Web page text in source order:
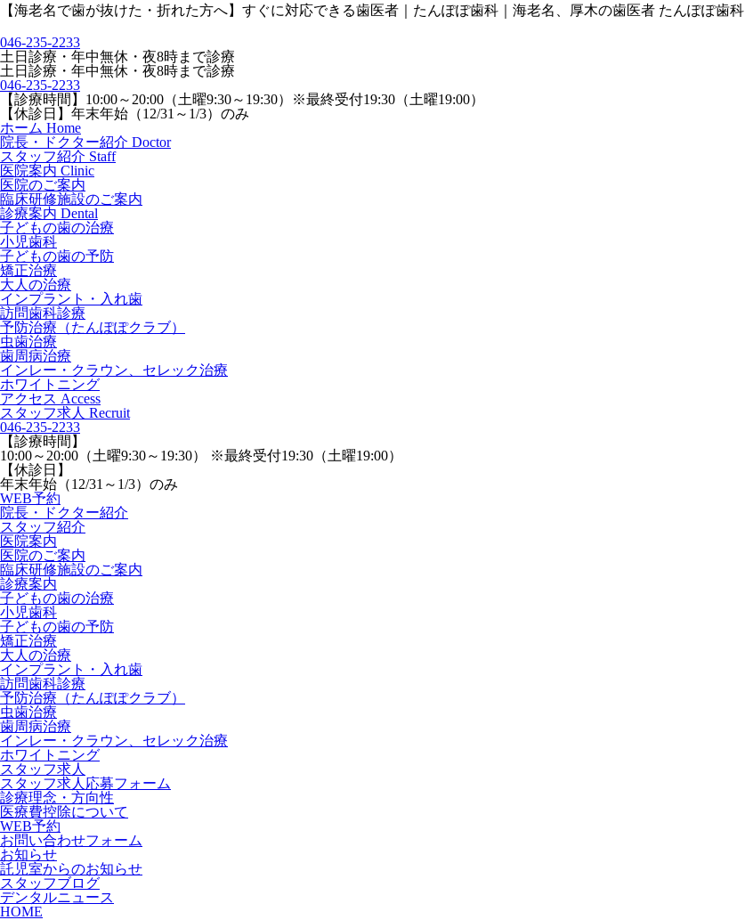
【海老名で歯が抜けた・折れた方へ】すぐに対応できる歯医者｜たんぽぽ歯科｜海老名、厚木の歯医者 たんぽぽ歯科
046-235-2233
土日診療・年中無休・夜8時まで診療
土日診療・年中無休・夜8時まで診療
046-235-2233
【診療時間】 10:00～20:00（土曜9:30～19:30）※最終受付19:30（土曜19:00）
【休診日】 年末年始（12/31～1/3）のみ
ホーム Home
院長・ドクター紹介 Doctor
スタッフ紹介 Staff
医院案内 Clinic
医院のご案内
臨床研修施設のご案内
診療案内 Dental
子どもの歯の治療
小児歯科
子どもの歯の予防
矯正治療
大人の治療
インプラント・入れ歯
訪問歯科診療
予防治療（たんぽぽクラブ）
虫歯治療
歯周病治療
インレー・クラウン、セレック治療
ホワイトニング
アクセス Access
スタッフ求人 Recruit
046-235-2233
【診療時間】
10:00～20:00（土曜9:30～19:30） ※最終受付19:30（土曜19:00）
【休診日】
年末年始（12/31～1/3）のみ
WEB予約
院長・ドクター紹介
スタッフ紹介
医院案内
医院のご案内
臨床研修施設のご案内
診療案内
子どもの歯の治療
小児歯科
子どもの歯の予防
矯正治療
大人の治療
インプラント・入れ歯
訪問歯科診療
予防治療（たんぽぽクラブ）
虫歯治療
歯周病治療
インレー・クラウン、セレック治療
ホワイトニング
スタッフ求人
スタッフ求人応募フォーム
診療理念・方向性
医療費控除について
WEB予約
お問い合わせフォーム
お知らせ
託児室からのお知らせ
スタッフブログ
デンタルニュース
HOME